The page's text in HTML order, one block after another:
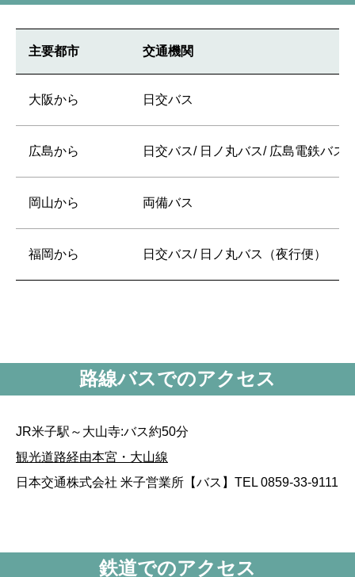
主要都市 交通機関
大阪から 日交バス
広島から 日交バス/ 日ノ丸バス/ 広島電鉄バス
岡山から 両備バス
福岡から 日交バス/ 日ノ丸バス（夜行便）
路線バスでのアクセス
JR米子駅～大山寺:バス約50分
観光道路経由本宮・大山線
日本交通株式会社 米子営業所【バス】TEL 0859-33-9111
鉄道でのアクセス